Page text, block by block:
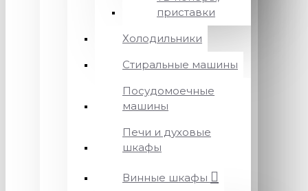
приставки
Холодильники
Стиральные машины
Посудомоечные
машины
Печи и духовые
шкафы
Винные шкафы